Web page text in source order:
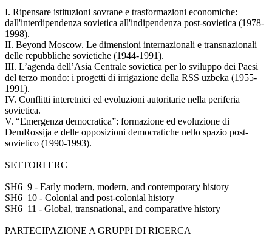
I. Ripensare istituzioni sovrane e trasformazioni economiche:
dall'interdipendenza sovietica all'indipendenza post-sovietica (1978-
1998).
II. Beyond Moscow. Le dimensioni internazionali e transnazionali
delle repubbliche sovietiche (1944-1991).
III. L’agenda dell’Asia Centrale sovietica per lo sviluppo dei Paesi
del terzo mondo: i progetti di irrigazione della RSS uzbeka (1955-
1991).
IV. Conflitti interetnici ed evoluzioni autoritarie nella periferia
sovietica.
V. “Emergenza democratica”: formazione ed evoluzione di
DemRossija e delle opposizioni democratiche nello spazio post-
sovietico (1990-1993).
SETTORI ERC
SH6_9 - Early modern, modern, and contemporary history
SH6_10 - Colonial and post-colonial history
SH6_11 - Global, transnational, and comparative history
PARTECIPAZIONE A GRUPPI DI RICERCA